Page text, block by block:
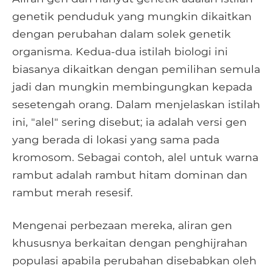
genetik penduduk yang mungkin dikaitkan
dengan perubahan dalam solek genetik
organisma. Kedua-dua istilah biologi ini
biasanya dikaitkan dengan pemilihan semula
jadi dan mungkin membingungkan kepada
sesetengah orang. Dalam menjelaskan istilah
ini, "alel" sering disebut; ia adalah versi gen
yang berada di lokasi yang sama pada
kromosom. Sebagai contoh, alel untuk warna
rambut adalah rambut hitam dominan dan
rambut merah resesif.
Mengenai perbezaan mereka, aliran gen
khususnya berkaitan dengan penghijrahan
populasi apabila perubahan disebabkan oleh